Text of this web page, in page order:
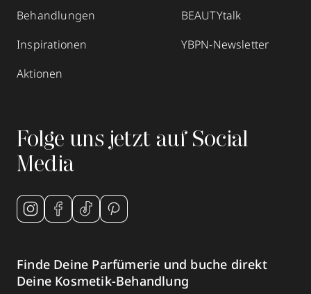
Behandlungen
Inspirationen
Aktionen
BEAUTYtalk
YBPN-Newsletter
Folge uns jetzt auf Social
Media
Finde Deine Parfümerie und buche direkt
Deine Kosmetik-Behandlung